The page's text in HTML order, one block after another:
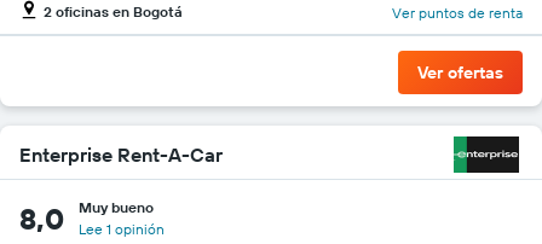
renta
por
2 oficinas en Bogotá Ver puntos de renta
Ver ofertas
Enterprise Rent-A-Car
8,0
Muy bueno
Lee 1 opinión